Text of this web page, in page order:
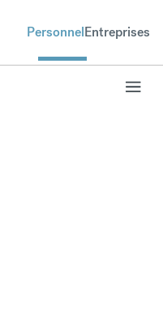
PersonnelEntreprises